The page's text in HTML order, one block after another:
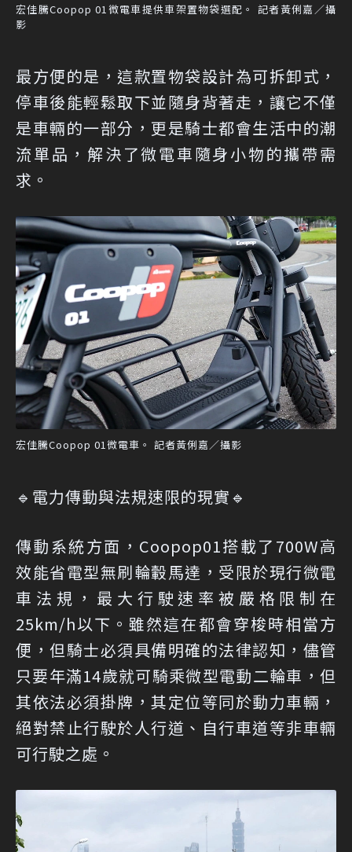
宏佳騰Coopop 01微電車提供車架置物袋選配。 記者黃俐嘉／攝
影
最方便的是，這款置物袋設計為可拆卸式，
停車後能輕鬆取下並隨身背著走，讓它不僅
是車輛的一部分，更是騎士都會生活中的潮
流單品，解決了微電車隨身小物的攜帶需
求。
宏佳騰Coopop 01微電車。 記者黃俐嘉／攝影
🔹電力傳動與法規速限的現實🔹
傳動系統方面，Coopop01搭載了700W高
效能省電型無刷輪轂馬達，受限於現行微電
車法規，最大行駛速率被嚴格限制在
25km/h以下。雖然這在都會穿梭時相當方
便，但騎士必須具備明確的法律認知，儘管
只要年滿14歲就可騎乘微型電動二輪車，但
其依法必須掛牌，其定位等同於動力車輛，
絕對禁止行駛於人行道、自行車道等非車輛
可行駛之處。